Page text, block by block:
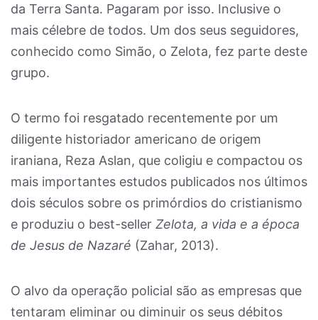
da Terra Santa. Pagaram por isso. Inclusive o
mais célebre de todos. Um dos seus seguidores,
conhecido como Simão, o Zelota, fez parte deste
grupo.
O termo foi resgatado recentemente por um
diligente historiador americano de origem
iraniana, Reza Aslan, que coligiu e compactou os
mais importantes estudos publicados nos últimos
dois séculos sobre os primórdios do cristianismo
e produziu o best-seller Zelota, a vida e a época
de Jesus de Nazaré (Zahar, 2013).
O alvo da operação policial são as empresas que
tentaram eliminar ou diminuir os seus débitos